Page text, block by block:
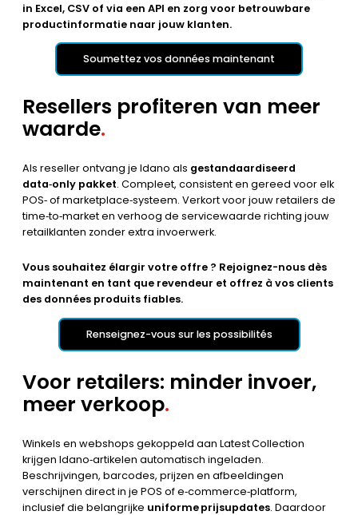
in Excel, CSV of via een API en zorg voor betrouwbare
productinformatie naar jouw klanten.
Soumettez vos données maintenant
Resellers profiteren van meer
waarde.
Als reseller ontvang je Idano als gestandaardiseerd
data‑only pakket. Compleet, consistent en gereed voor elk
POS‑ of marketplace‑systeem. Verkort voor jouw retailers de
time‑to‑market en verhoog de servicewaarde richting jouw
retailklanten zonder extra invoerwerk.
Vous souhaitez élargir votre offre ? Rejoignez-nous dès
maintenant en tant que revendeur et offrez à vos clients
des données produits fiables.
Renseignez-vous sur les possibilités
Voor retailers: minder invoer,
meer verkoop.
Winkels en webshops gekoppeld aan Latest Collection
krijgen Idano‑artikelen automatisch ingeladen.
Beschrijvingen, barcodes, prijzen en afbeeldingen
verschijnen direct in je POS of e‑commerce‑platform,
inclusief die belangrijke uniforme prijsupdates. Daardoor